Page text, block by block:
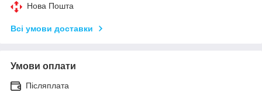
Нова Пошта
Всі умови доставки
Умови оплати
Післяплата